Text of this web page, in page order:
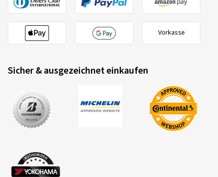
Vorkasse
Sicher & ausgezeichnet einkaufen